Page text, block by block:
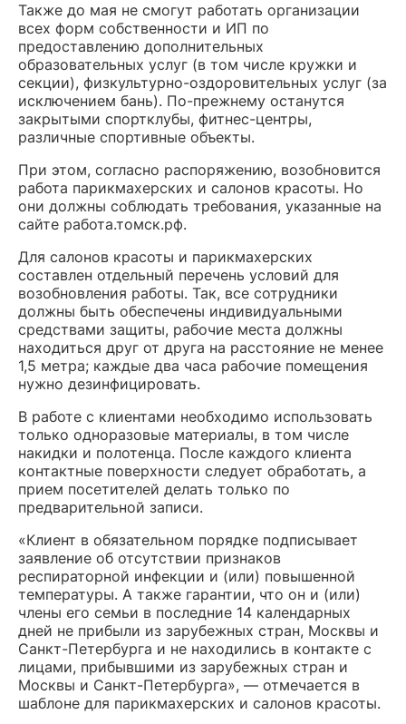
Также до мая не смогут работать организации
всех форм собственности и ИП по
предоставлению дополнительных
образовательных услуг (в том числе кружки и
секции), физкультурно-оздоровительных услуг (за
исключением бань). По-прежнему останутся
закрытыми спортклубы, фитнес-центры,
различные спортивные объекты.
При этом, согласно распоряжению, возобновится
работа парикмахерских и салонов красоты. Но
они должны соблюдать требования, указанные на
сайте работа.томск.рф.
Для салонов красоты и парикмахерских
составлен отдельный перечень условий для
возобновления работы. Так, все сотрудники
должны быть обеспечены индивидуальными
средствами защиты, рабочие места должны
находиться друг от друга на расстояние не менее
1,5 метра; каждые два часа рабочие помещения
нужно дезинфицировать.
В работе с клиентами необходимо использовать
только одноразовые материалы, в том числе
накидки и полотенца. После каждого клиента
контактные поверхности следует обработать, а
прием посетителей делать только по
предварительной записи.
«Клиент в обязательном порядке подписывает
заявление об отсутствии признаков
респираторной инфекции и (или) повышенной
температуры. А также гарантии, что он и (или)
члены его семьи в последние 14 календарных
дней не прибыли из зарубежных стран, Москвы и
Санкт-Петербурга и не находились в контакте с
лицами, прибывшими из зарубежных стран и
Москвы и Санкт-Петербурга», — отмечается в
шаблоне для парикмахерских и салонов красоты.